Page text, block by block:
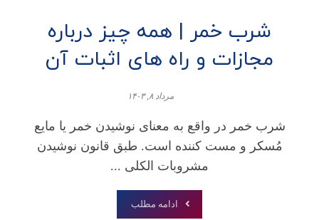
شرب خمر | همه چیز درباره
مجازات و راه های اثبات آن
مرداد ۸, ۱۴۰۳
شرب خمر در واقع به معنای نوشیدن خمر یا مایع
مُسکر و مست کننده است. طبق قانون نوشیدن
مشروبات الکلی ...
ادامه مطلب